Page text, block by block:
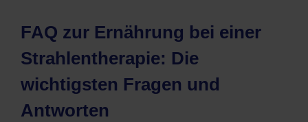
FAQ zur Ernährung bei einer
Strahlentherapie: Die
wichtigsten Fragen und
Antworten